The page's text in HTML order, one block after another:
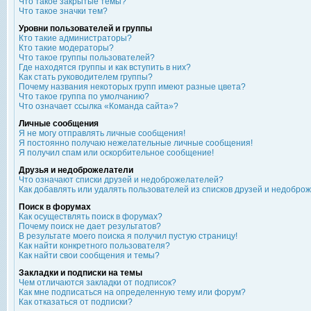
Что такое значки тем?
Уровни пользователей и группы
Кто такие администраторы?
Кто такие модераторы?
Что такое группы пользователей?
Где находятся группы и как вступить в них?
Как стать руководителем группы?
Почему названия некоторых групп имеют разные цвета?
Что такое группа по умолчанию?
Что означает ссылка «Команда сайта»?
Личные сообщения
Я не могу отправлять личные сообщения!
Я постоянно получаю нежелательные личные сообщения!
Я получил спам или оскорбительное сообщение!
Друзья и недоброжелатели
Что означают списки друзей и недоброжелателей?
Как добавлять или удалять пользователей из списков друзей и
Поиск в форумах
Как осуществлять поиск в форумах?
Почему поиск не дает результатов?
В результате моего поиска я получил пустую страницу!
Как найти конкретного пользователя?
Как найти свои сообщения и темы?
Закладки и подписки на темы
Чем отличаются закладки от подписок?
Как мне подписаться на определенную тему или форум?
Как отказаться от подписки?